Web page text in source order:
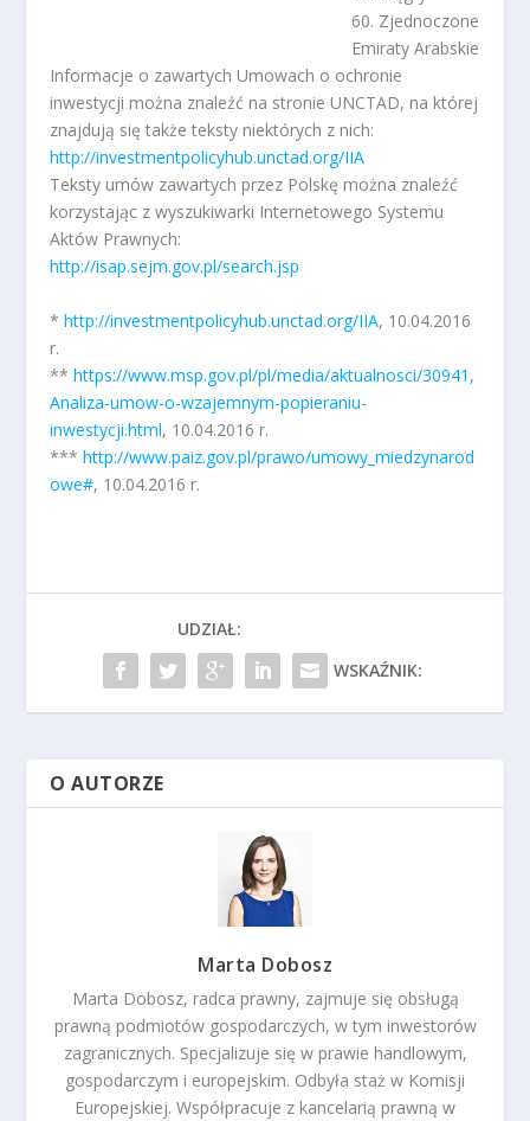
60. Zjednoczone
Emiraty Arabskie
Informacje o zawartych Umowach o ochronie
inwestycji można znaleźć na stronie UNCTAD, na której
znajdują się także teksty niektórych z nich:
http://investmentpolicyhub.unctad.org/IIA
Teksty umów zawartych przez Polskę można znaleźć
korzystając z wyszukiwarki Internetowego Systemu
Aktów Prawnych:
http://isap.sejm.gov.pl/search.jsp
*http://investmentpolicyhub.unctad.org/IIA, 10.04.2016
r.
**https://www.msp.gov.pl/pl/media/aktualnosci/30941,
Analiza-umow-o-wzajemnym-popieraniu-
inwestycji.html, 10.04.2016 r.
***http://www.paiz.gov.pl/prawo/umowy_miedzynarod
owe#, 10.04.2016 r.
UDZIAŁ:
WSKAŹNIK:
O AUTORZE
Marta Dobosz
Marta Dobosz, radca prawny, zajmuje się obsługą
prawną podmiotów gospodarczych, w tym inwestorów
zagranicznych. Specjalizuje się w prawie handlowym,
gospodarczym i europejskim. Odbyła staż w Komisji
Europejskiej. Współpracuje z kancelarią prawną w